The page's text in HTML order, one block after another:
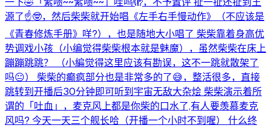
源了☝️🤓，然后柴柴就开始唱《左手右手慢动作》（不应该是
《青春修炼手册》咩?），也是随地大小唱了 柴柴靠着身高优
势调戏小孩（小编觉得柴柴根本就是魅魔），虽然柴柴在床上
蹦蹦跳跳？ （小編觉得这里应该有勘误，这不一跳就散架了
吗😐） 柴柴的癫疯部分也是非常多的了😅，整活很多，直接
跳转到开播后30分钟即可听到宇宙无敌大杂烩 柴柴演示着所
谓的「吐血」，麦克风上都是你柴的口水了,有人要羡慕麦克
风吗? 今天一天三个舰长哈（开播一个小时不到喔） 什么终